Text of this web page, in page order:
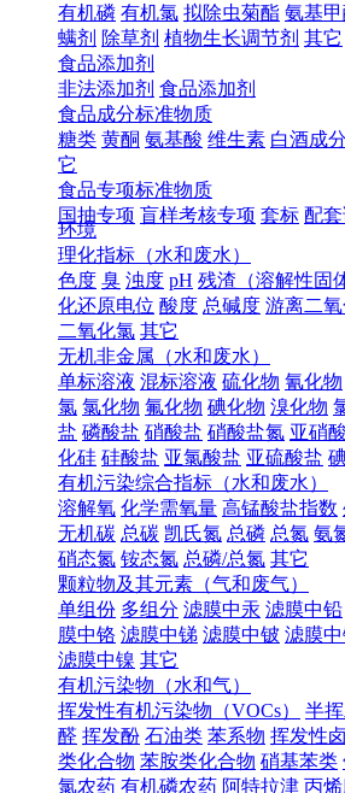
有机磷 有机氯 拟除虫菊酯 氨基
螨剂 除草剂 植物生长调节剂 其它
食品添加剂
非法添加剂 食品添加剂
食品成分标准物质
糖类 黄酮 氨基酸 维生素 白酒成分
它
食品专项标准物质
国抽专项 盲样考核专项 套标 配套
环境
理化指标（水和废水）
色度 臭 浊度 pH 残渣（溶解性固
化还原电位 酸度 总碱度 游离二
二氧化氯 其它
无机非金属（水和废水）
单标溶液 混标溶液 硫化物 氰化物
氯 氯化物 氟化物 碘化物 溴化物
盐 磷酸盐 硝酸盐 硝酸盐氮 亚硝
化硅 硅酸盐 亚氯酸盐 亚硫酸盐
有机污染综合指标（水和废水）
溶解氧 化学需氧量 高锰酸盐指数
无机碳 总碳 凯氏氮 总磷 总氮 氨
硝态氮 铵态氮 总磷/总氮 其它
颗粒物及其元素（气和废气）
单组份 多组分 滤膜中汞 滤膜中铅
膜中铬 滤膜中锑 滤膜中铍 滤膜
滤膜中镍 其它
有机污染物（水和气）
挥发性有机污染物（VOCs）
半
醛 挥发酚 石油类 苯系物 挥发性
类化合物 苯胺类化合物 硝基苯类
氯农药 有机磷农药 阿特拉津 丙